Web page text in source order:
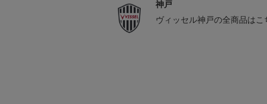
神戸
ヴィッセル神戸の全商品はこ